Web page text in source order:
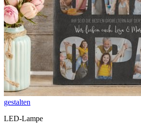
gestalten
LED-Lampe